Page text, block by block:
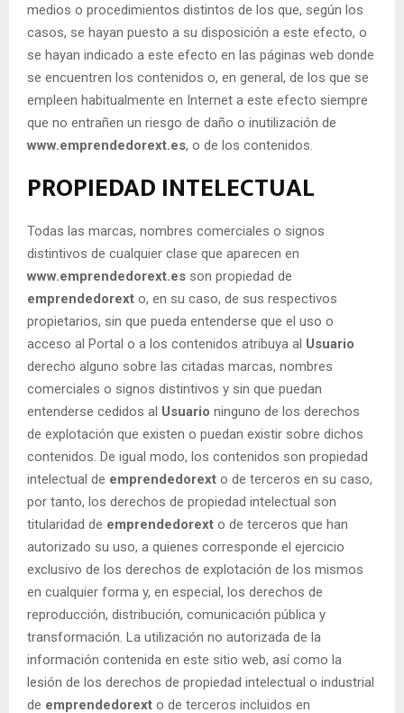
medios o procedimientos distintos de los que, según los
casos, se hayan puesto a su disposición a este efecto, o
se hayan indicado a este efecto en las páginas web donde
se encuentren los contenidos o, en general, de los que se
empleen habitualmente en Internet a este efecto siempre
que no entrañen un riesgo de daño o inutilización de
www.emprendedorext.es, o de los contenidos.
PROPIEDAD INTELECTUAL
Todas las marcas, nombres comerciales o signos
distintivos de cualquier clase que aparecen en
www.emprendedorext.es son propiedad de
emprendedorext o, en su caso, de sus respectivos
propietarios, sin que pueda entenderse que el uso o
acceso al Portal o a los contenidos atribuya al Usuario
derecho alguno sobre las citadas marcas, nombres
comerciales o signos distintivos y sin que puedan
entenderse cedidos al Usuario ninguno de los derechos
de explotación que existen o puedan existir sobre dichos
contenidos. De igual modo, los contenidos son propiedad
intelectual de emprendedorext o de terceros en su caso,
por tanto, los derechos de propiedad intelectual son
titularidad de emprendedorext o de terceros que han
autorizado su uso, a quienes corresponde el ejercicio
exclusivo de los derechos de explotación de los mismos
en cualquier forma y, en especial, los derechos de
reproducción, distribución, comunicación pública y
transformación. La utilización no autorizada de la
información contenida en este sitio web, así como la
lesión de los derechos de propiedad intelectual o industrial
de emprendedorext o de terceros incluidos en